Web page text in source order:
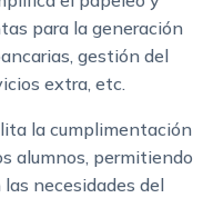
para la generación
gestión del
extra, etc.
la cumplimentación
alumnos, permitiendo
necesidades del